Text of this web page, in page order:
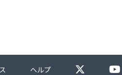
ヘルプ